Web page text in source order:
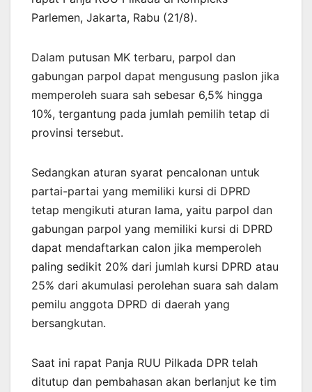
Parlemen, Jakarta, Rabu (21/8).
Dalam putusan MK terbaru, parpol dan
gabungan parpol dapat mengusung paslon jika
memperoleh suara sah sebesar 6,5% hingga
10%, tergantung pada jumlah pemilih tetap di
provinsi tersebut.
Sedangkan aturan syarat pencalonan untuk
partai-partai yang memiliki kursi di DPRD
tetap mengikuti aturan lama, yaitu parpol dan
gabungan parpol yang memiliki kursi di DPRD
dapat mendaftarkan calon jika memperoleh
paling sedikit 20% dari jumlah kursi DPRD atau
25% dari akumulasi perolehan suara sah dalam
pemilu anggota DPRD di daerah yang
bersangkutan.
Saat ini rapat Panja RUU Pilkada DPR telah
ditutup dan pembahasan akan berlanjut ke tim